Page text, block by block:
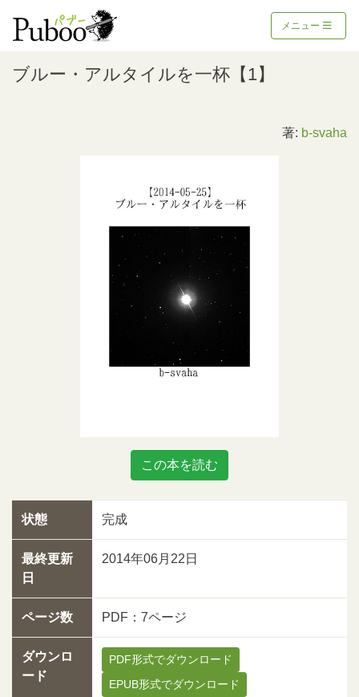
メニュー
ブルー・アルタイルを一杯【1】
著: b-svaha
この本を読む
状態 完成
最終更新
日
2014年06月22日
ページ数 PDF：7ページ
ダウンロ
ード
PDF形式でダウンロード
EPUB形式でダウンロード